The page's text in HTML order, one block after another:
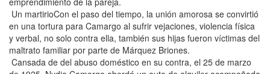
Un martirioCon el paso del tiempo, la unión amorosa se convirtió
en una tortura para Camargo al sufrir vejaciones, violencia física
y verbal, no solo contra ella, también sus hijas fueron víctimas del
maltrato familiar por parte de Márquez Briones.
Cansada de del abuso doméstico en su contra, el 25 de marzo